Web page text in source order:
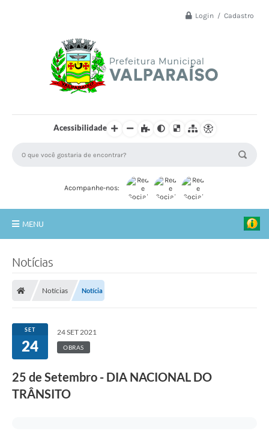
Login / Cadastro
Acessibilidade
Acompanhe-nos:
MENU
SECRETARIA E DEPARTAMENTOS
Planos Municipais
Transparência
Notícias
Notícias Notícia
SET
24
24 SET 2021
OBRAS
25 de Setembro - DIA NACIONAL DO
TRÂNSITO